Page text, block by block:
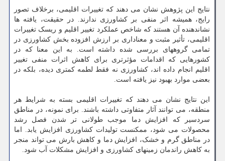
نتایج این پژوهش نشان می دهند که تغییرات اقلیمی، برخلاف تصور
رایج، همیشه اثر منفی بر کشاورزی ندارند. در حقیقت، یافته ها
نشاندهنده آن هستند که شاخص عملکرد تغییر اقلیم و ریسک تغییرات
اقلیمی، تأثیر مثبت و معناداری بر ارزش افزوده بخش کشاورزی در
تمامی گروههای بررسی شده داشته است. به این معنا که در
کشورهایی که اقدامات مؤثرتری برای کاهش اثرات منفی تغییر
اقلیم انجام داده اند، کشاورزی نه فقط لطمه کمتری دیده، بلکه در
بعضی موارد بهبود نیز یافته است.
این نتایج نشان می دهند که تغییرات اقلیمی بسته به شرایط هر
منطقه، می توانند آثار متفاوتی داشته باشند. برای نمونه، در مناطق
سردسیر که افزایش دما موجب طولانی تر شدن فصل رشد
محصولات می شود، ممکنست تولیدات کشاورزی افزایش یابد. اما
در مناطق گرم و خشک، افزایش دما و کاهش بارش می تواند منجر
به کاهش راندمان زمینهای کشاورزی و افزایش مشکلات آب شود.